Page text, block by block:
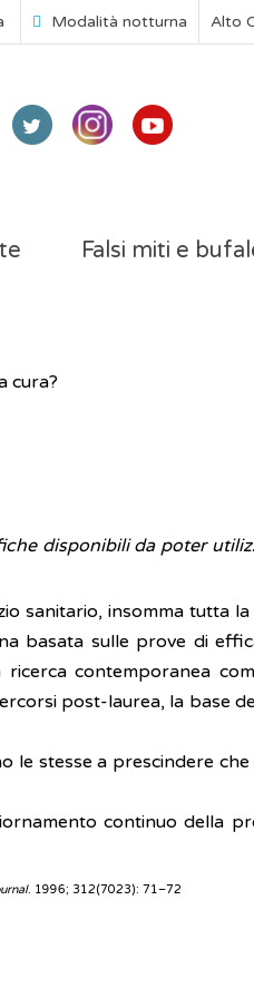
Modalità notturna Alto
Falsi miti e
cura?
disponibili da poter
sanitario, insomma tutta
basata sulle prove di
ricerca contemporanea
post-laurea, la base
le stesse a prescindere
continuo della
. 1996; 312(7023): 71–72